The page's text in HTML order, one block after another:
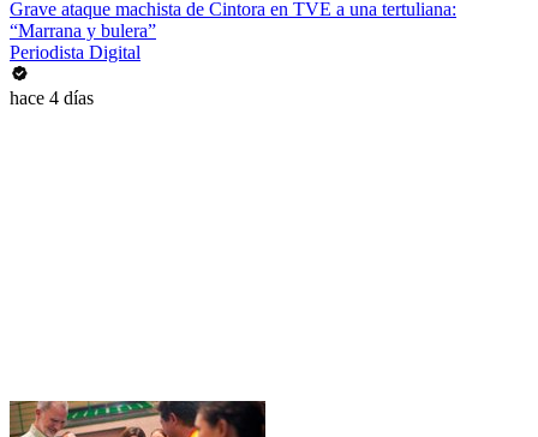
Grave ataque machista de Cintora en TVE a una tertuliana:
“Marrana y bulera”
Periodista Digital
hace 4 días